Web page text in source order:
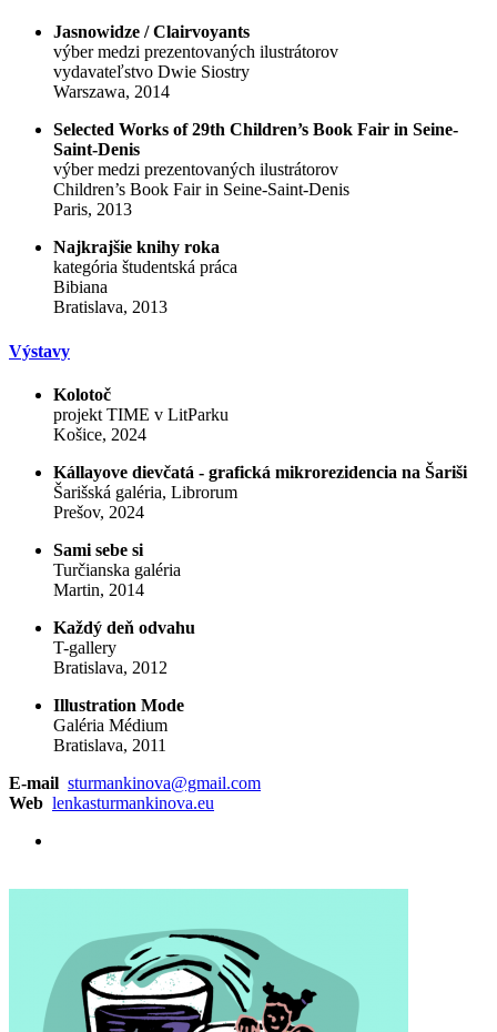
Jasnowidze / Clairvoyants
výber medzi prezentovaných ilustrátorov
vydavateľstvo Dwie Siostry
Warszawa, 2014
Selected Works of 29th Children’s Book Fair in Seine-
Saint-Denis
výber medzi prezentovaných ilustrátorov
Children’s Book Fair in Seine-Saint-Denis
Paris, 2013
Najkrajšie knihy roka
kategória študentská práca
Bibiana
Bratislava, 2013
Výstavy
Kolotoč
projekt TIME v LitParku
Košice, 2024
Kállayove dievčatá - grafická mikrorezidencia na Šariši
Šarišská galéria, Librorum
Prešov, 2024
Sami sebe si
Turčianska galéria
Martin, 2014
Každý deň odvahu
T-gallery
Bratislava, 2012
Illustration Mode
Galéria Médium
Bratislava, 2011
E-mail sturmankinova@gmail.com
Web lenkasturmankinova.eu